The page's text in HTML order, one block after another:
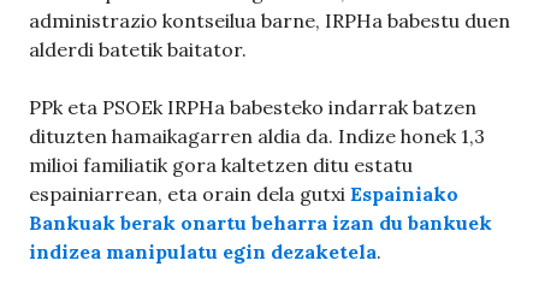
administrazio kontseilua barne, IRPHa babestu duen
alderdi batetik baitator.
PPk eta PSOEk IRPHa babesteko indarrak batzen
dituzten hamaikagarren aldia da. Indize honek 1,3
milioi familiatik gora kaltetzen ditu estatu
espainiarrean, eta orain dela gutxi Espainiako
Bankuak berak onartu beharra izan du bankuek
indizea manipulatu egin dezaketela.